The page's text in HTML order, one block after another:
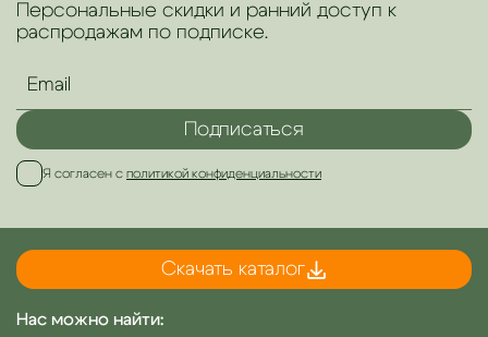
Персональные скидки и ранний доступ к
распродажам по подписке.
Подписаться
Я согласен с политикой конфиденциальности
Скачать каталог
Нас можно найти: